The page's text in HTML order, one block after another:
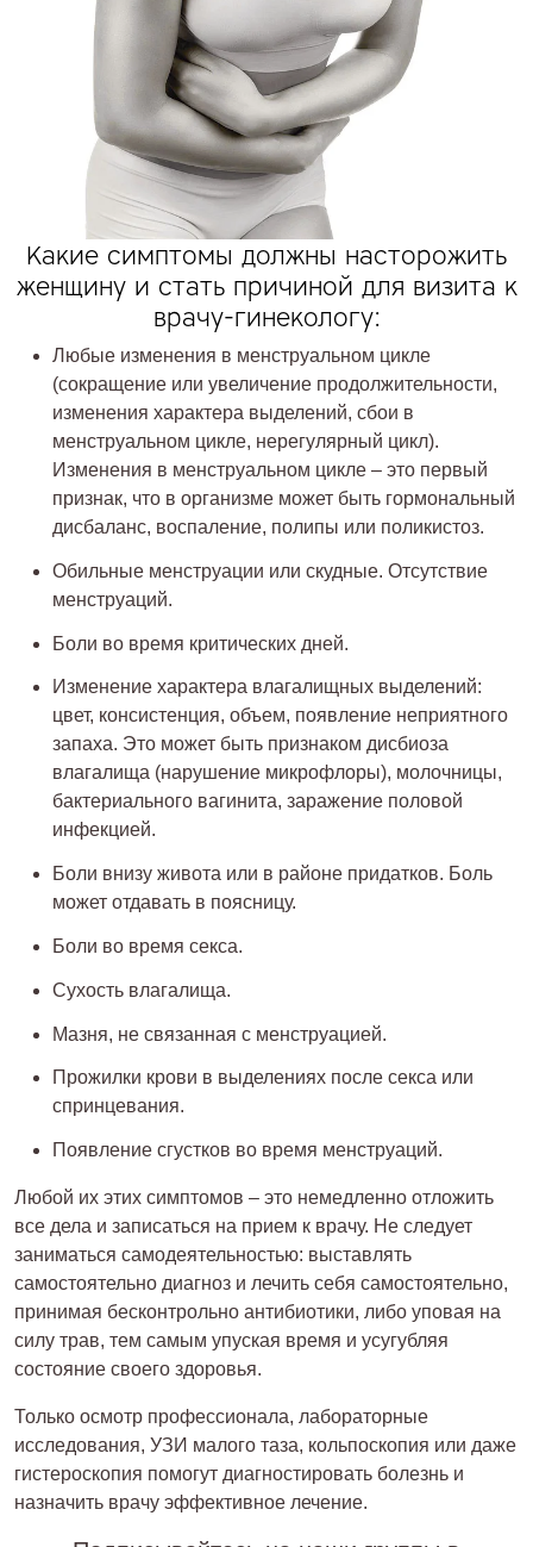
Какие симптомы должны насторожить
женщину и стать причиной для визита к
врачу-гинекологу:
Любые изменения в менструальном цикле
(сокращение или увеличение продолжительности,
изменения характера выделений, сбои в
менструальном цикле, нерегулярный цикл).
Изменения в менструальном цикле – это первый
признак, что в организме может быть гормональный
дисбаланс, воспаление, полипы или поликистоз.
Обильные менструации или скудные. Отсутствие
менструаций.
Боли во время критических дней.
Изменение характера влагалищных выделений:
цвет, консистенция, объем, появление неприятного
запаха. Это может быть признаком дисбиоза
влагалища (нарушение микрофлоры), молочницы,
бактериального вагинита, заражение половой
инфекцией.
Боли внизу живота или в районе придатков. Боль
может отдавать в поясницу.
Боли во время секса.
Сухость влагалища.
Мазня, не связанная с менструацией.
Прожилки крови в выделениях после секса или
спринцевания.
Появление сгустков во время менструаций.
Любой их этих симптомов – это немедленно отложить
все дела и записаться на прием к врачу. Не следует
заниматься самодеятельностью: выставлять
самостоятельно диагноз и лечить себя самостоятельно,
принимая бесконтрольно антибиотики, либо уповая на
силу трав, тем самым упуская время и усугубляя
состояние своего здоровья.
Только осмотр профессионала, лабораторные
исследования, УЗИ малого таза, кольпоскопия или даже
гистероскопия помогут диагностировать болезнь и
назначить врачу эффективное лечение.